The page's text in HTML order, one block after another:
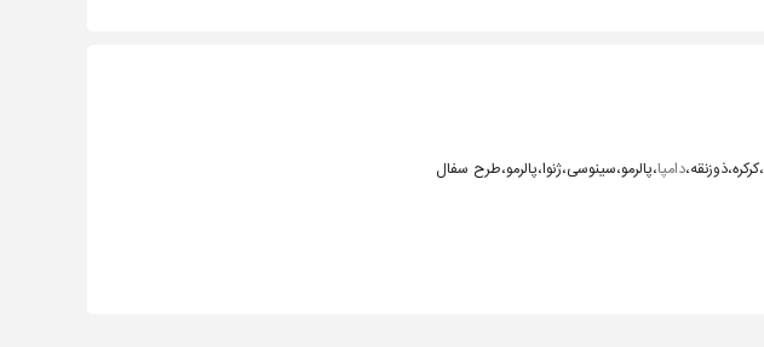
دامپا،پالرمو،سینوسی،ژنوا،پالرمو،طرح سفال